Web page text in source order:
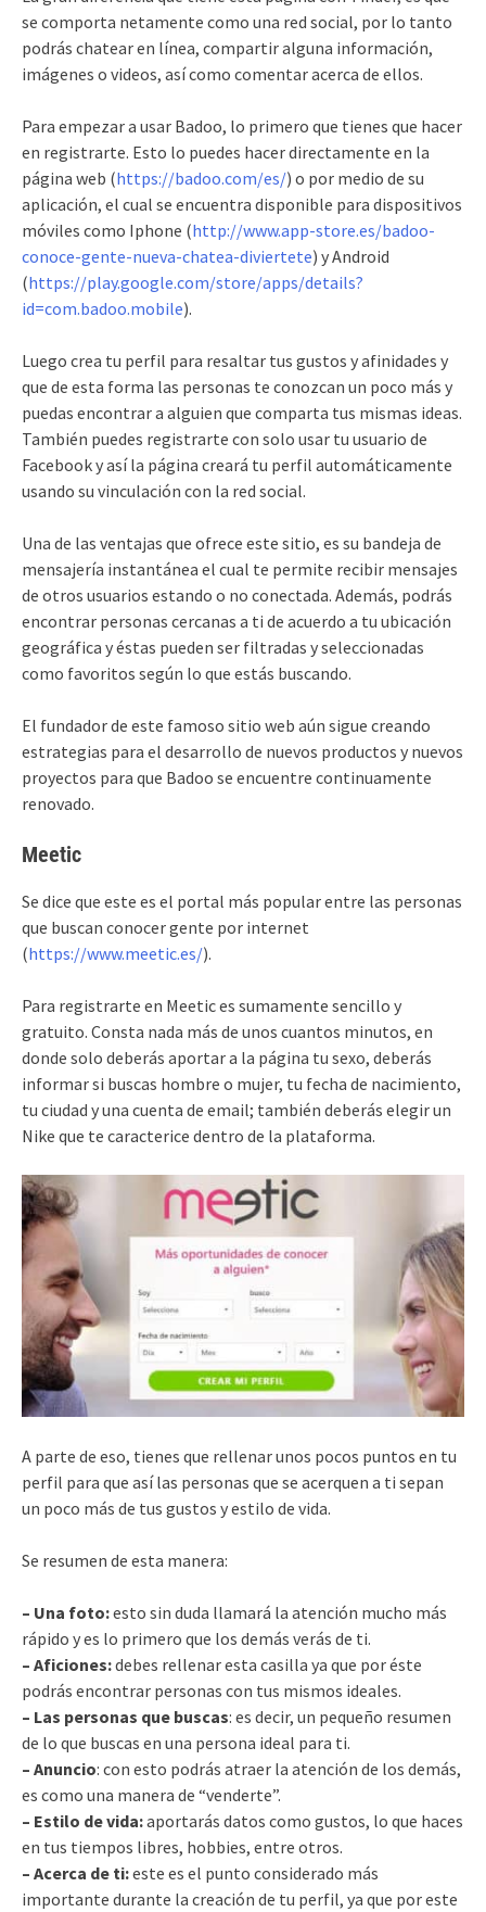
se comporta netamente como una red social, por lo tanto
podrás chatear en línea, compartir alguna información,
imágenes o videos, así como comentar acerca de ellos.
Para empezar a usar Badoo, lo primero que tienes que hacer
en registrarte. Esto lo puedes hacer directamente en la
página web (https://badoo.com/es/) o por medio de su
aplicación, el cual se encuentra disponible para dispositivos
móviles como Iphone (http://www.app-store.es/badoo-
conoce-gente-nueva-chatea-diviertete) y Android
(https://play.google.com/store/apps/details?
id=com.badoo.mobile).
Luego crea tu perfil para resaltar tus gustos y afinidades y
que de esta forma las personas te conozcan un poco más y
puedas encontrar a alguien que comparta tus mismas ideas.
También puedes registrarte con solo usar tu usuario de
Facebook y así la página creará tu perfil automáticamente
usando su vinculación con la red social.
Una de las ventajas que ofrece este sitio, es su bandeja de
mensajería instantánea el cual te permite recibir mensajes
de otros usuarios estando o no conectada. Además, podrás
encontrar personas cercanas a ti de acuerdo a tu ubicación
geográfica y éstas pueden ser filtradas y seleccionadas
como favoritos según lo que estás buscando.
El fundador de este famoso sitio web aún sigue creando
estrategias para el desarrollo de nuevos productos y nuevos
proyectos para que Badoo se encuentre continuamente
renovado.
Meetic
Se dice que este es el portal más popular entre las personas
que buscan conocer gente por internet
(https://www.meetic.es/).
Para registrarte en Meetic es sumamente sencillo y
gratuito. Consta nada más de unos cuantos minutos, en
donde solo deberás aportar a la página tu sexo, deberás
informar si buscas hombre o mujer, tu fecha de nacimiento,
tu ciudad y una cuenta de email; también deberás elegir un
Nike que te caracterice dentro de la plataforma.
A parte de eso, tienes que rellenar unos pocos puntos en tu
perfil para que así las personas que se acerquen a ti sepan
un poco más de tus gustos y estilo de vida.
Se resumen de esta manera:
– Una foto:esto sin duda llamará la atención mucho más
rápido y es lo primero que los demás verás de ti.
– Aficiones:debes rellenar esta casilla ya que por éste
podrás encontrar personas con tus mismos ideales.
– Las personas que buscas: es decir, un pequeño resumen
de lo que buscas en una persona ideal para ti.
– Anuncio: con esto podrás atraer la atención de los demás,
es como una manera de “venderte”.
– Estilo de vida:aportarás datos como gustos, lo que haces
en tus tiempos libres, hobbies, entre otros.
– Acerca de ti:este es el punto considerado más
importante durante la creación de tu perfil, ya que por este